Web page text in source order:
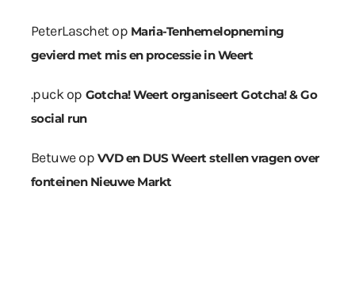
PeterLaschetop Maria-Tenhemelopneming
gevierd met mis en processie in Weert
.puckop Gotcha! Weert organiseert Gotcha! & Go
social run
Betuweop VVD en DUS Weert stellen vragen over
fonteinen Nieuwe Markt